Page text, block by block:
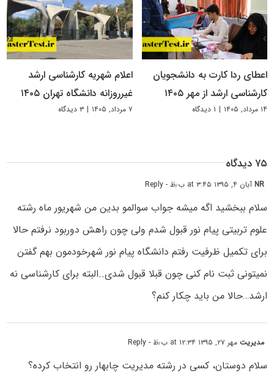
اعطای ردا کارت به دانشجویان
کارشناسی ارشد از مهر ۱۴۰۵
۱۴ مرداد, ۱۴۰۵ | ۱ دیدگاه
اعلام شهریه کارشناسی ارشد
غیرروزانه دانشگاه تهران ۱۴۰۵
۷ مرداد, ۱۴۰۵ | ۳ دیدگاه
۷۵ دیدگاه
NRآبان ۴, ۱۳۹۵ at ۳:۴۵ ب٫ظ - Reply
سلام ببخشید اگه میشه جواب سوالمو بدین من شهریور ماه رشته
علوم تربیتی پیام نور قبول شدم ولی چون راهش دوربود نرفتم حالا
برای تکمیل ظرفیت رفتم دانشگاه پیام نور شهرخودمون بهم گفتن
نمیتونی ثبت نام کنی چون قبلا قبول شدی..البته برای کارشناسی نه
ارشد…حالا من باید چکار کنم؟
مدیریتمهر ۲۷, ۱۳۹۵ at ۱۲:۳۴ ب٫ظ - Reply
سلام دوستان، کسی در رشته مدیریت چابهار رو انتخاب کرده؟